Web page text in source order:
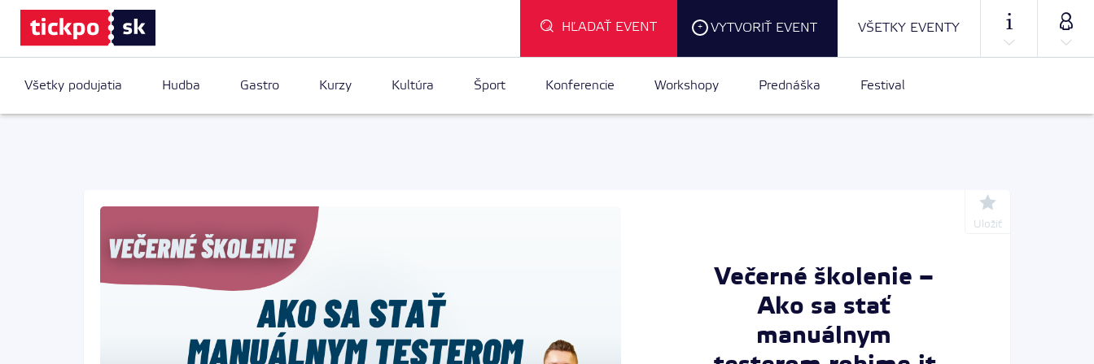
HĽADAŤ EVENT + VYTVORIŤ EVENT VŠETKY EVENTY
Všetky podujatia Hudba Gastro Kurzy Kultúra Šport Konferencie Workshopy Prednáška Festival
Uložiť
Večerné školenie –
Ako sa stať
manuálnym